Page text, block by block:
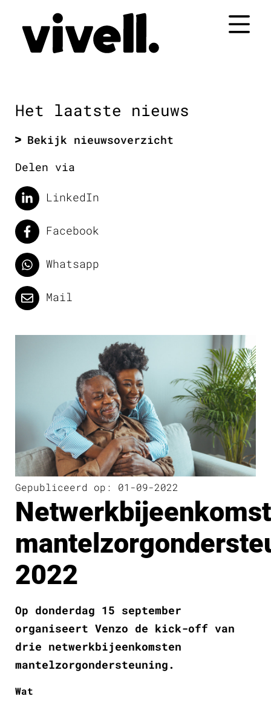
inhoud
springen
Het laatste nieuws
Bekijk nieuwsoverzicht
Delen via
LinkedIn
Facebook
Whatsapp
Mail
Gepubliceerd op: 01-09-2022
2022
Op donderdag 15 september
organiseert Venzo de kick-off van
drie netwerkbijeenkomsten
mantelzorgondersteuning.
Wat